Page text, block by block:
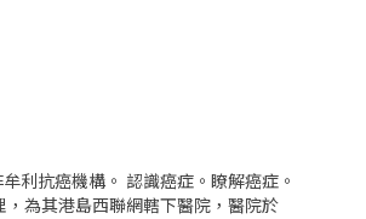
利抗癌機構。 認識癌症。瞭解癌症。
為其港島西聯網轄下醫院，醫院於